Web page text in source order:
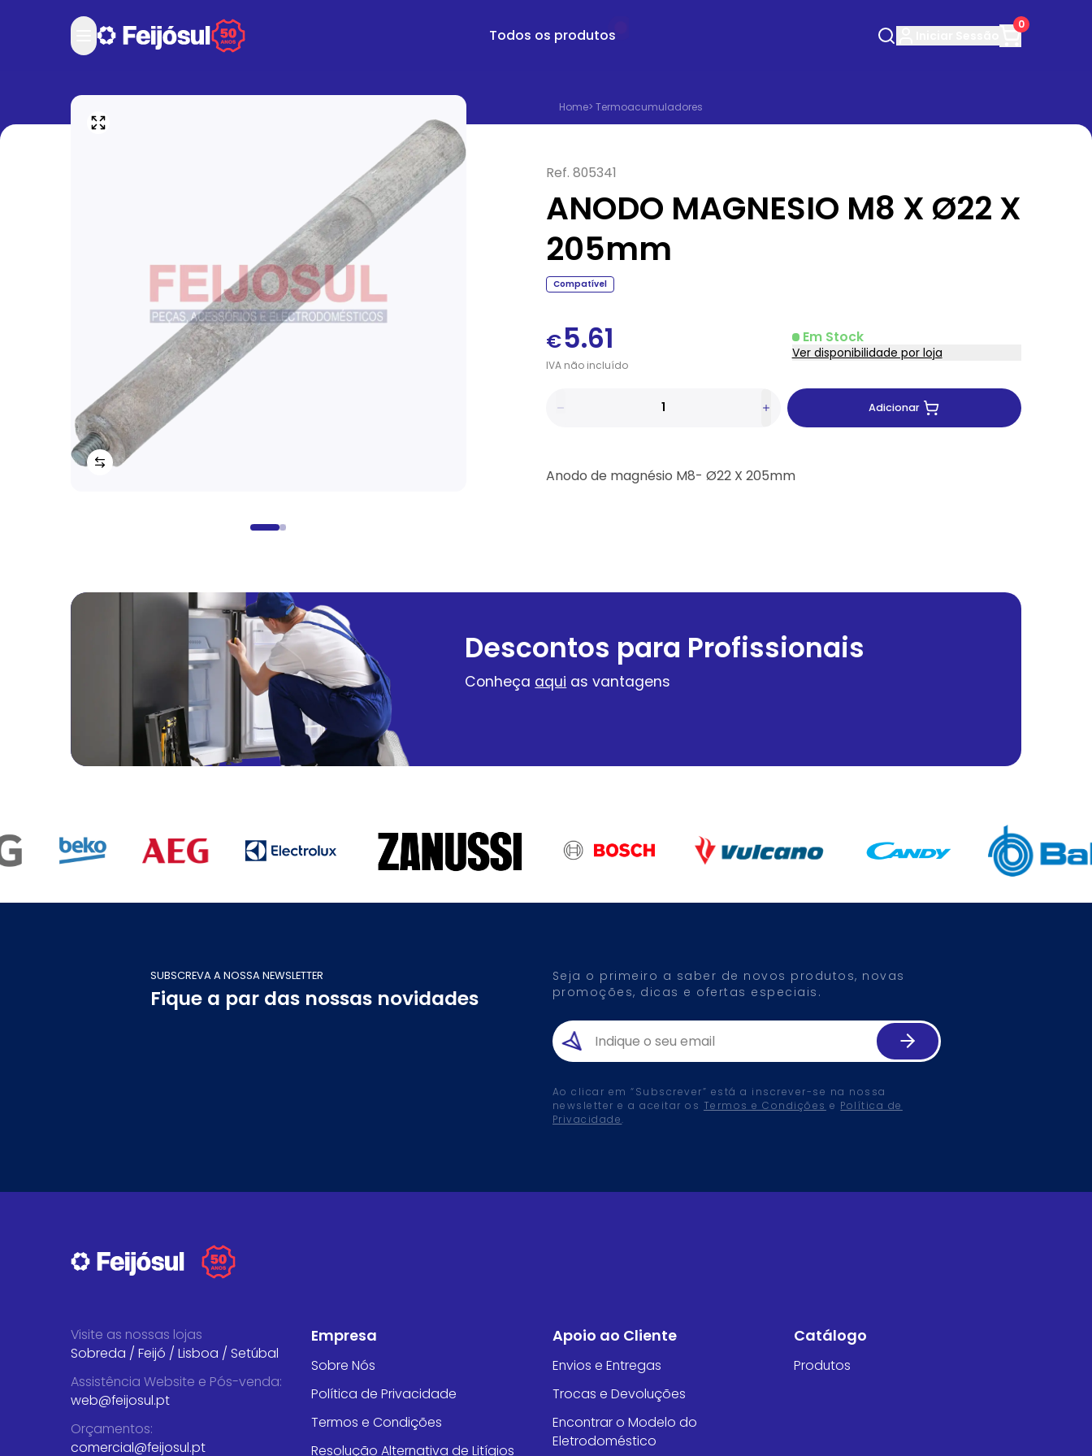
Todos os produtos
0
Home> Termoacumuladores
Ref. 805341
ANODO MAGNESIO M8 X Ø22 X
205mm
Compatível
€5.61
IVAnãoincluído
Em Stock
Ver disponibilidade por loja
Adicionar
Anodo de magnésio M8- Ø22 X 205mm
Descontos para Profissionais
Conheça aqui as vantagens
SUBSCREVA A NOSSA NEWSLETTER
Fique a par das nossas novidades
Seja o primeiro a saber de novos produtos, novas
promoções, dicas e ofertas especiais.
Ao clicar em “Subscrever” está a inscrever-se na nossa
newsletter e a aceitar os Termos e Condições e Política de
Privacidade.
Visite as nossas lojas
Sobreda / Feijó / Lisboa / Setúbal
Assistência Website e Pós-venda:
web@feijosul.pt
Orçamentos:
comercial@feijosul.pt
Empresa
Sobre Nós
Política de Privacidade
Termos e Condições
Resolução Alternativa de Litígios
Apoio ao Cliente
Envios e Entregas
Trocas e Devoluções
Encontrar o Modelo do
Eletrodoméstico
Catálogo
Produtos